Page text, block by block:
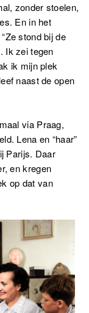
zonder stoelen,
En in het
stond bij de
Ik zei tegen
ik mijn plek
naast de open
via Praag,
Lena en “haar”
Parijs. Daar
en kregen
op dat van